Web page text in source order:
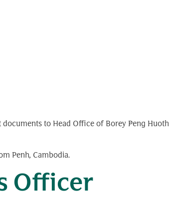
to Head Office of Borey Peng Huoth
Penh, Cambodia.
Officer